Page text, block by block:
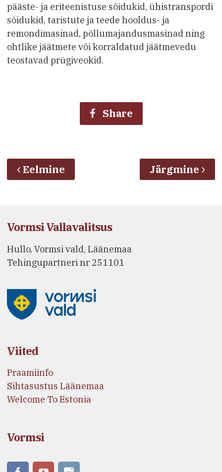
pääste- ja eriteenistuse sõidukid, ühistranspordi
sõidukid, taristute ja teede hooldus- ja
remondimasinad, põllumajandusmasinad ning
ohtlike jäätmete või korraldatud jäätmevedu
teostavad prügiveokid.
Share
Eelmine Järgmine
Vormsi Vallavalitsus
Hullo, Vormsi vald, Läänemaa
Tehingupartneri nr 251101
Viited
Praamiinfo
Sihtasustus Läänemaa
Welcome To Estonia
Vormsi